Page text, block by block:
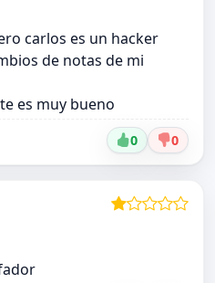
carlos es un hacker
de notas de mi
es muy bueno
0 0